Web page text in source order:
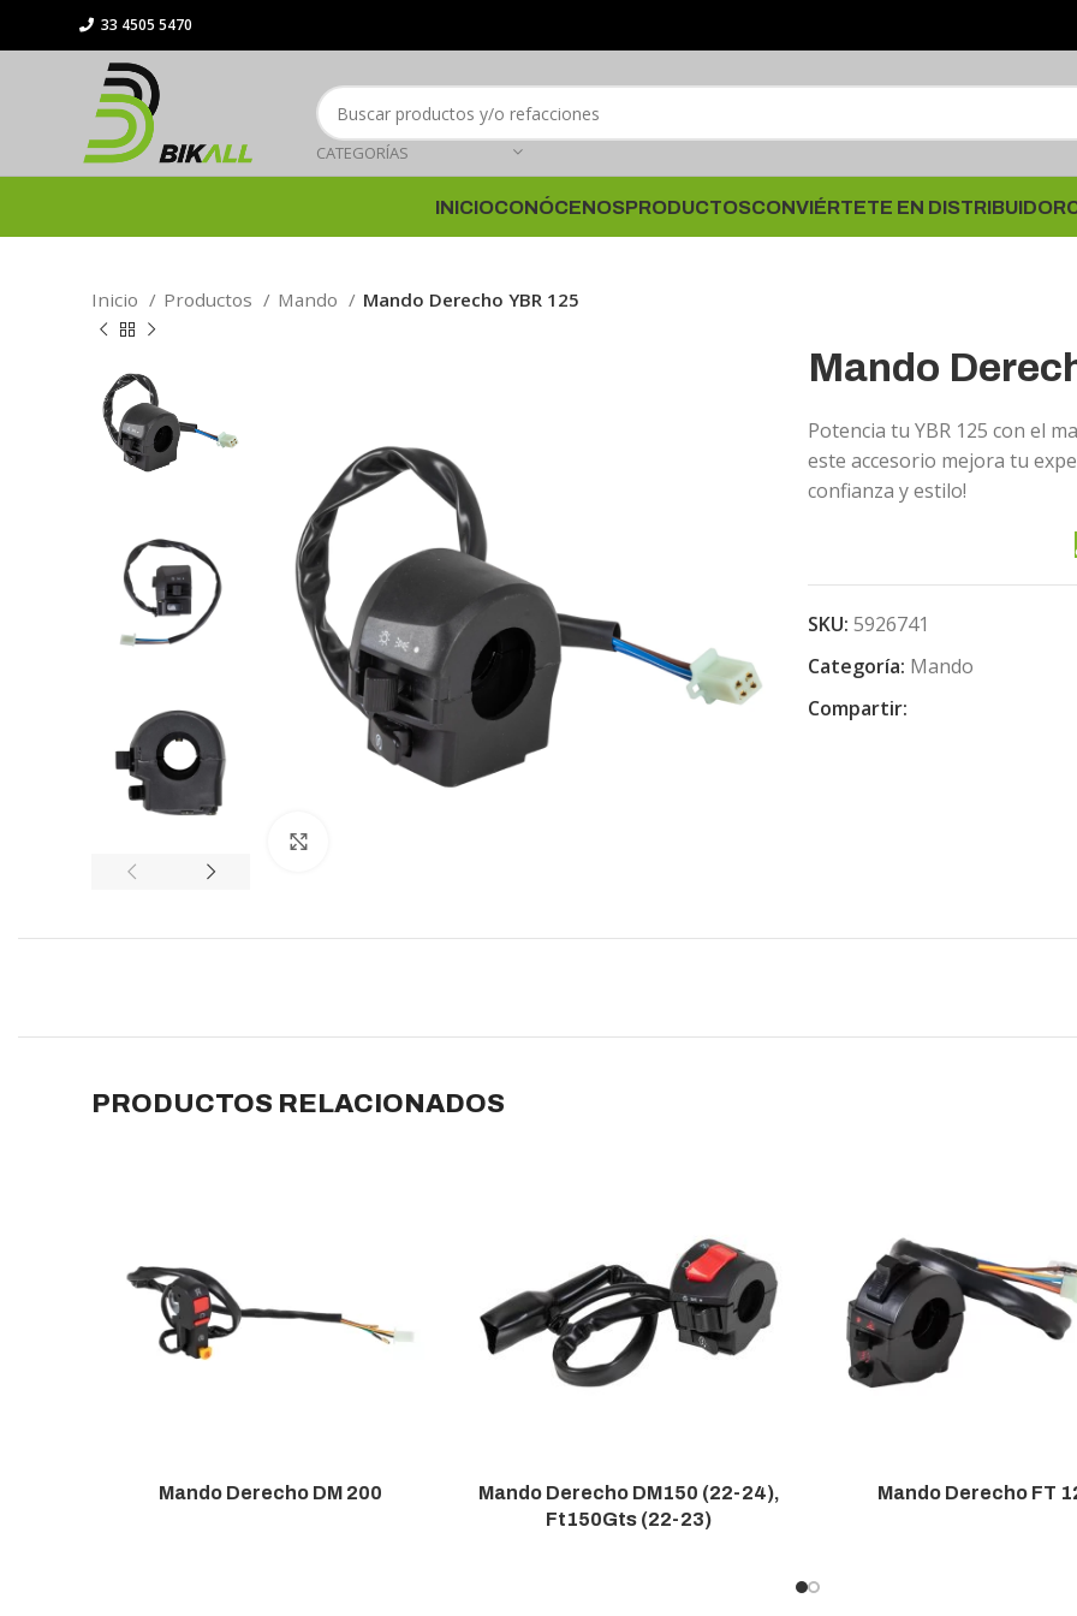
33 4505 5470
CATEGORÍAS
INICIOCONÓCENOSPRODUCTOSCONVIÉRTETE EN DISTRIBUIDOR
Inicio Productos Mando Mando Derecho YBR 125
Mando
Potencia tu YBR 125 con el
este accesorio mejora tu
confianza y estilo!
SKU: 5926741
Categoría: Mando
Compartir:
PRODUCTOS RELACIONADOS
Mando Derecho DM 200
Mando Derecho DM150 (22-24),
Ft150Gts (22-23)
Mando Derecho FT